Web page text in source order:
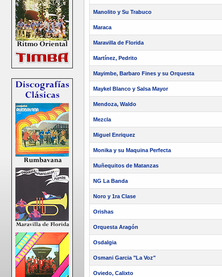
Manolito y Su Trabuco
Maraca
Maravilla de Florida
Martínez, Pedrito
Mayimbe, Barbaro Fines y su Orquesta
Maykel Blanco y Salsa Mayor
Mendoza, Waldo
Mezcla
Miguel Enriquez
Monika y su Maquina Perfecta
Muñequitos de Matanzas
NG La Banda
Noro y 1ra Clase
Orishas
Orquesta Aragón
Osdalgia
Osmani Garcia "La Voz"
Oviedo, Calixto